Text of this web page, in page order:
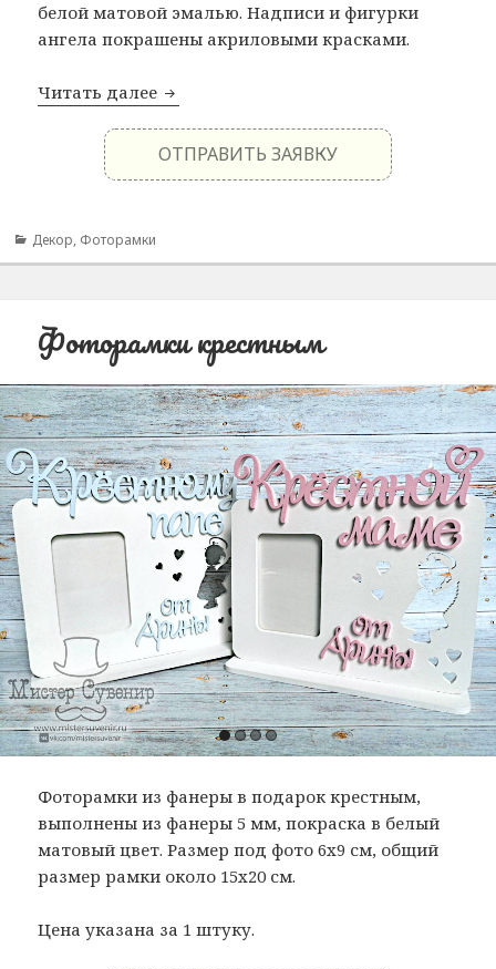
белой матовой эмалью. Надписи и фигурки
ангела покрашены акриловыми красками.
Читать далее Фоторамки крестным
ОТПРАВИТЬ ЗАЯВКУ
Рубрики
Декор, Фоторамки
Фоторамки крестным
Фоторамки из фанеры в подарок крестным,
выполнены из фанеры 5 мм, покраска в белый
матовый цвет. Размер под фото 6х9 см, общий
размер рамки около 15х20 см.
Цена указана за 1 штуку.